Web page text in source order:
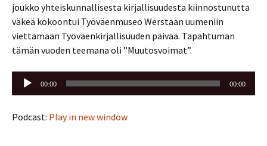
joukko yhteiskunnallisesta kirjallisuudesta kiinnostunutta
väkeä kokoontui Työväenmuseo Werstaan uumeniin
viettämään Työväenkirjallisuuden päivää. Tapahtuman
tämän vuoden teemana oli ”Muutosvoimat”.
Äänitoistin
00:00 00:00
Podcast: Play in new window